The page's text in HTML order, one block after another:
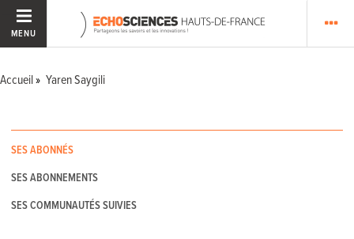
MENU
Accueil Yaren Saygili
SES ABONNÉS
SES ABONNEMENTS
SES COMMUNAUTÉS SUIVIES